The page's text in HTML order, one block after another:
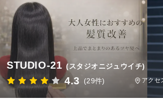
STUDIO-21 (スタジオニジュウイチ)
4.3 (29件) アクセ